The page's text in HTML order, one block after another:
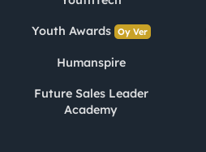
Youth Awards Oy Ver
Humanspire
Future Sales Leader
Academy